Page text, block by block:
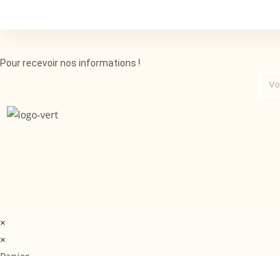
Pour recevoir nos informations !
×
×